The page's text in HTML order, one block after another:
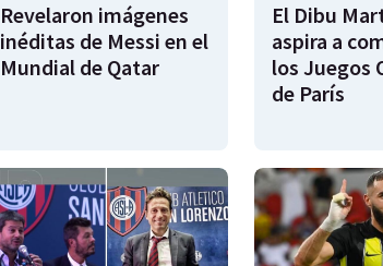
Revelaron imágenes
inéditas de Messi en el
Mundial de Qatar
El Dibu
aspira a
los Juegos
de París